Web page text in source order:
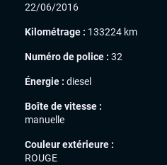
22/06/2016
Kilométrage : 133224 km
Numéro de police : 32
Énergie : diesel
Boîte de vitesse :
manuelle
Couleur extérieure :
ROUGE